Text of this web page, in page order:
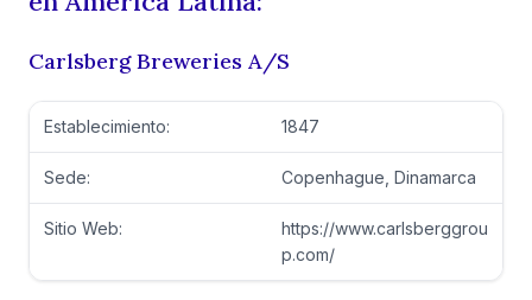
Carlsberg Breweries A/S
Establecimiento: 1847
Sede: Copenhague, Dinamarca
Sitio Web:
https://www.carlsberggrou
p.com/